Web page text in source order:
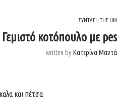
ΣΥΝΤΑΓΗ ΤΗΣ
Γεμιστό κοτόπουλο με
written byΚατερίνα Μαντά
και πέτσα